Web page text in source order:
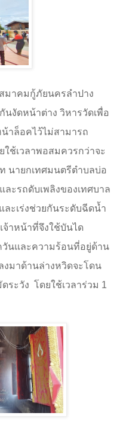
สมาคมกู้ภัยนครลำปาง
งัดหน้าต่าง วิหารวัดเพื่อ
น้าล็อคไว้ไม่สามารถ
ช้เวลาพอสมควรกว่าจะ
นายกเทศมนตรีตำบลบ่อ
ะรถดับเพลิงของเทศบาล
ละเร่งช่วยกันระดับฉีดน้ำ
าหน้าที่จึงใช้บันได
วันและความร้อนที่อยู่ด้าน
งมาด้านล่างหวิดจะโดน
ระวัง โดยใช้เวลาร่วม 1